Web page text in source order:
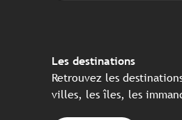
Les destinations
Retrouvez les
villes, les îles, les